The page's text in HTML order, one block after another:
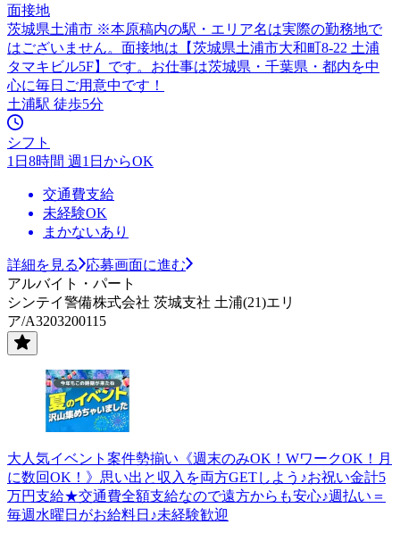
面接地
茨城県土浦市 ※本原稿内の駅・エリア名は実際の勤務地で
はございません。面接地は【茨城県土浦市大和町8-22 土浦
タマキビル5F】です。お仕事は茨城県・千葉県・都内を中
心に毎日ご用意中です！
土浦駅 徒歩5分
シフト
1日8時間 週1日からOK
交通費支給
未経験OK
まかないあり
詳細を見る
応募画面に進む
アルバイト・パート
シンテイ警備株式会社 茨城支社 土浦(21)エリ
ア/A3203200115
大人気イベント案件勢揃い《週末のみOK！WワークOK！月
に数回OK！》思い出と収入を両方GETしよう♪お祝い金計5
万円支給★交通費全額支給なので遠方からも安心♪週払い＝
毎週水曜日がお給料日♪未経験歓迎